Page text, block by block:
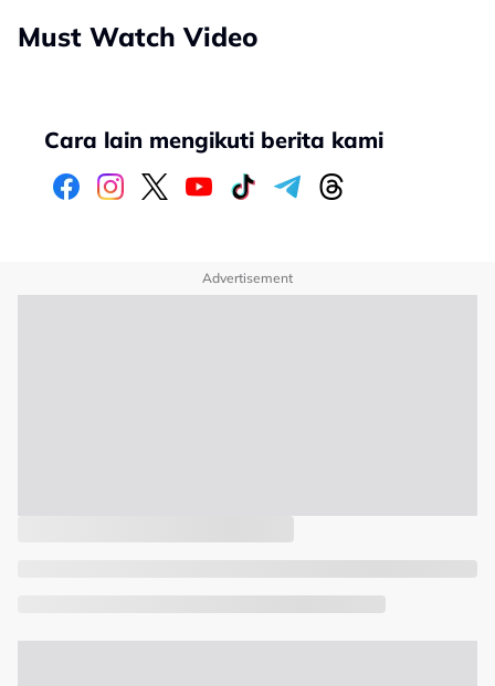
Must Watch Video
Cara lain mengikuti berita kami
Advertisement